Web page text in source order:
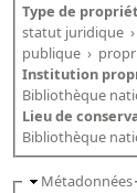
Type de
statut juridique ›
publique ›
Institution
Bibliothèque
Lieu de
Bibliothèque
Métadonnées